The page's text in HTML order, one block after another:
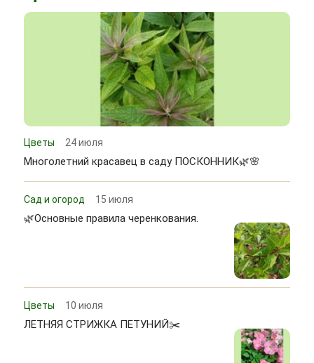
Цветы 24 июля
Многолетний красавец в саду ПОСКОННИК🌿🌸
Сад и огород 15 июля
🌿Основные правила черенкования.
Цветы 10 июля
ЛЕТНЯЯ СТРИЖКА ПЕТУНИЙ✂️